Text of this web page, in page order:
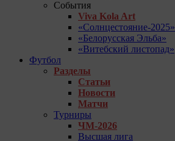
События
Viva Kola Art
«Солнцестояние-2025»
«Белорусская Эльба»
«Витебский листопад»
Футбол
Разделы
Статьи
Новости
Матчи
Турниры
ЧМ-2026
Высшая лига